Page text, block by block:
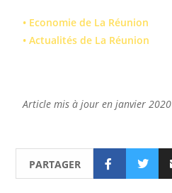
• Economie de La Réunion
•Actualités de La Réunion
Article mis à jour en janvier 2020
PARTAGER